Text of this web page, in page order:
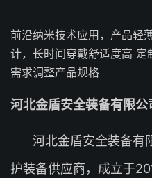
前沿纳米技术应用，产品轻
计，长时间穿戴舒适度高 定
需求调整产品规格
河北金盾安全装备有限公
河北金盾安全装备有
护装备供应商，成立于